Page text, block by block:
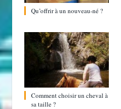
Qu’offrir à un nouveau-né ?
Comment choisir un cheval à
sa taille ?